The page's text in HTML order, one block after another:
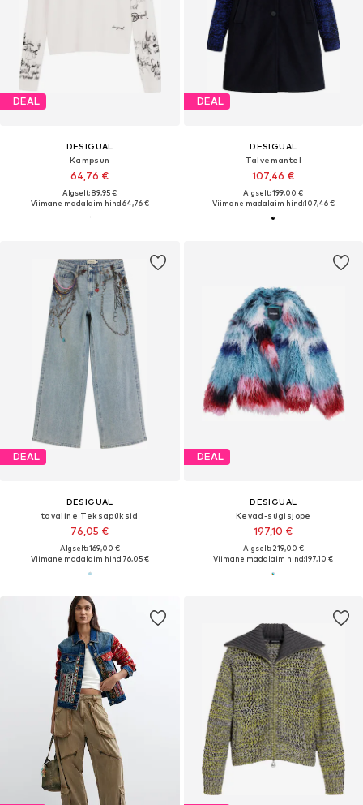
DEAL
DESIGUAL
Kampsun
64,76 €
Algselt: 89,95 €
Viimane madalaim hind:64,76 €
DEAL
DESIGUAL
Talvemantel
107,46 €
Algselt: 199,00 €
Viimane madalaim hind:107,46 €
DEAL
DESIGUAL
tavaline Teksapüksid
76,05 €
Algselt: 169,00 €
Viimane madalaim hind:76,05 €
DEAL
DESIGUAL
Kevad-sügisjope
197,10 €
Algselt: 219,00 €
Viimane madalaim hind:197,10 €